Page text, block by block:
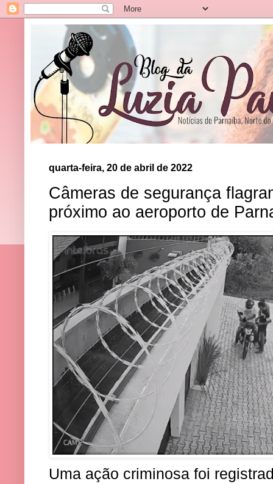
quarta-feira, 20 de abril de 2022
Câmeras de segurança
próximo ao aeroporto de
Uma ação criminosa foi